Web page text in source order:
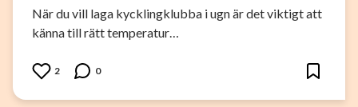
När du vill laga kycklingklubba i ugn är det viktigt att
känna till rätt temperatur…
2 0